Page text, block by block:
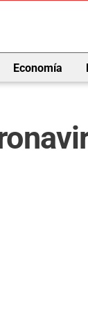
Economía